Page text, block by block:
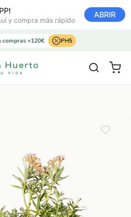
y compra más rápido
ABRIR
compras +120€ PH5
Carrito